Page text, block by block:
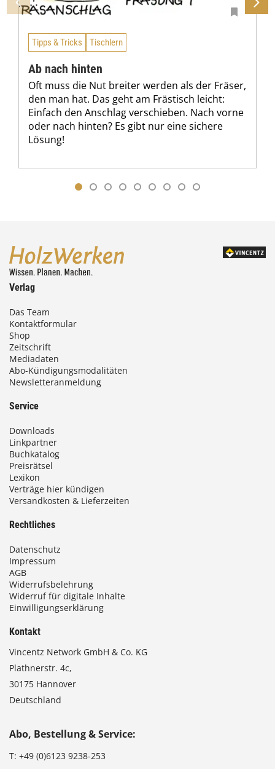
Tipps & Tricks Tischlern
Ab nach hinten
Oft muss die Nut breiter werden als der Fräser,
den man hat. Das geht am Frästisch leicht:
Einfach den Anschlag verschieben. Nach vorne
oder nach hinten? Es gibt nur eine sichere
Lösung!
Verlag
Das Team
Kontaktformular
Shop
Zeitschrift
Mediadaten
Abo-Kündigungsmodalitäten
Newsletteranmeldung
Service
Downloads
Linkpartner
Buchkatalog
Preisrätsel
Lexikon
Verträge hier kündigen
Versandkosten & Lieferzeiten
Rechtliches
Datenschutz
Impressum
AGB
Widerrufsbelehrung
Widerruf für digitale Inhalte
Einwilligungserklärung
Kontakt
Vincentz Network GmbH & Co. KG
Plathnerstr. 4c,
30175 Hannover
Deutschland
Abo, Bestellung & Service:
T: +49 (0)6123 9238-253